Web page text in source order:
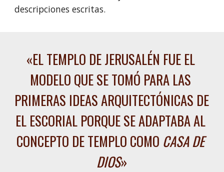
descripciones escritas.
«EL TEMPLO DE JERUSALÉN FUE EL
MODELO QUE SE TOMÓ PARA LAS
PRIMERAS IDEAS ARQUITECTÓNICAS DE
EL ESCORIAL PORQUE SE ADAPTABA AL
CONCEPTO DE TEMPLO COMO CASA DE
DIOS»